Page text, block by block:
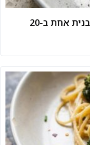
מתכון: ניוקי וברוקולי צלויים בתבנית אחת ב-20